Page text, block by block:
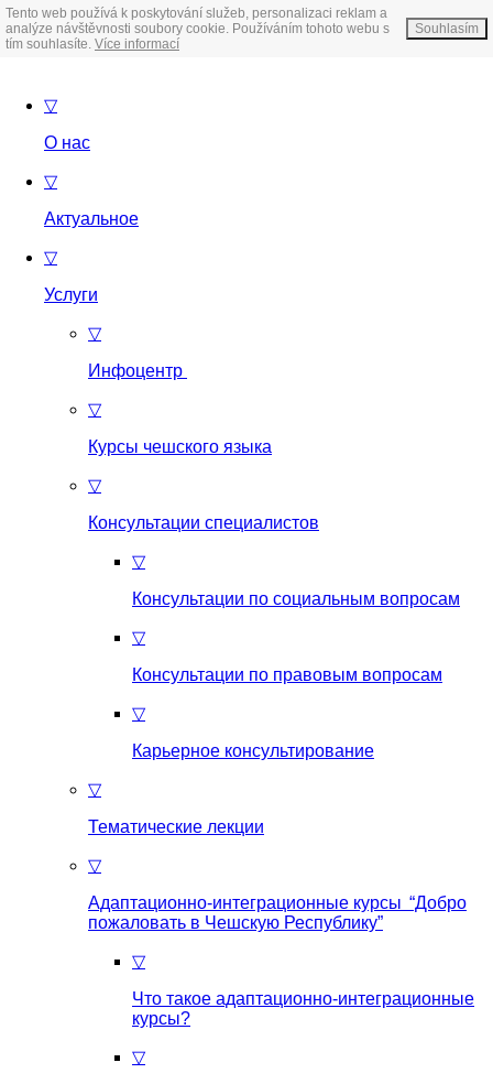
Tento web používá k poskytování služeb, personalizaci reklam a
analýze návštěvnosti soubory cookie. Používáním tohoto webu s
tím souhlasíte. Více informací
Souhlasím
▽
О нас
▽
Актуальное
▽
Услуги
▽
Инфоцентр
▽
Курсы чешского языка
▽
Консультации специалистов
▽
Консультации по социальным вопросам
▽
Консультации по правовым вопросам
▽
Карьерное консультирование
▽
Тематические лекции
▽
Адаптационно-интеграционные курсы “Добро
пожаловать в Чешскую Республику”
▽
Что такое aдаптационно-интеграционные
курсы?
▽